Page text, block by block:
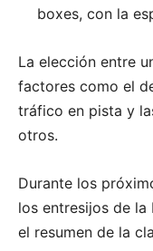
boxes, con la
La elección entre
factores como el
tráfico en pista y
otros.
Durante los
los entresijos de la
el resumen de la